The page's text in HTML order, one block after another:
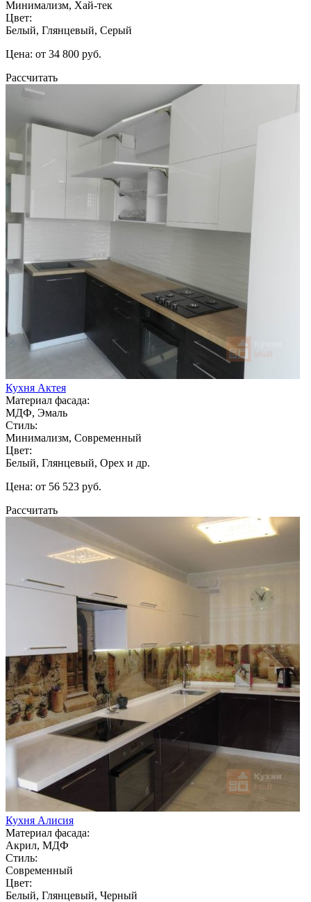
Минимализм, Хай-тек
Цвет:
Белый, Глянцевый, Серый
Цена: от 34 800 руб.
Рассчитать
Кухня Актея
Материал фасада:
МДФ, Эмаль
Стиль:
Минимализм, Современный
Цвет:
Белый, Глянцевый, Орех и др.
Цена: от 56 523 руб.
Рассчитать
Кухня Алисия
Материал фасада:
Акрил, МДФ
Стиль:
Современный
Цвет:
Белый, Глянцевый, Черный